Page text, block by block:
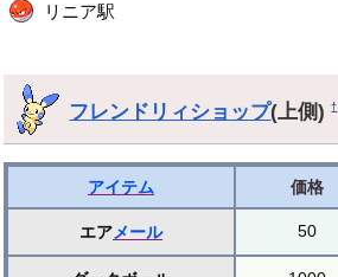
リニア駅
フレンドリィショップ(上側)†
アイテム 価格
エアメール 50